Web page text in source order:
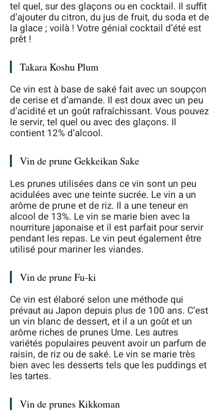
tel quel, sur des glaçons ou en cocktail. Il suffit
d’ajouter du citron, du jus de fruit, du soda et de
la glace ; voilà ! Votre génial cocktail d’été est
prêt !
Takara Koshu Plum
Ce vin est à base de saké fait avec un soupçon
de cerise et d’amande. Il est doux avec un peu
d’acidité et un goût rafraîchissant. Vous pouvez
le servir, tel quel ou avec des glaçons. Il
contient 12% d’alcool.
Vin de prune Gekkeikan Sake
Les prunes utilisées dans ce vin sont un peu
acidulées avec une teinte sucrée. Le vin a un
arôme de prune et de riz. Il a une teneur en
alcool de 13%. Le vin se marie bien avec la
nourriture japonaise et il est parfait pour servir
pendant les repas. Le vin peut également être
utilisé pour mariner les viandes.
Vin de prune Fu-ki
Ce vin est élaboré selon une méthode qui
prévaut au Japon depuis plus de 100 ans. C’est
un vin blanc de dessert, et il a un goût et un
arôme riches de prunes Ume. Les autres
variétés populaires peuvent avoir un parfum de
raisin, de riz ou de saké. Le vin se marie très
bien avec les desserts tels que les puddings et
les tartes.
Vin de prunes Kikkoman